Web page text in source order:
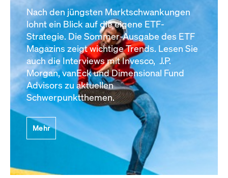
Nach den jüngsten Marktschwankungen
lohnt ein Blick auf die eigene ETF-
Strategie. Die Sommer-Ausgabe des ETF
Magazins zeigt wichtige Trends. Lesen Sie
auch die Interviews mit Invesco, J.P.
Morgan, vanEck und Dimensional Fund
Advisors zu aktuellen
Schwerpunktthemen.
Mehr